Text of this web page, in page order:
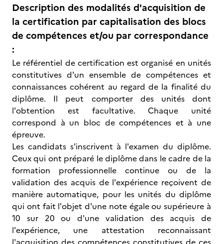
Description des modalités d'acquisition de
la certification par capitalisation des blocs
de compétences et/ou par correspondance
:
Le référentiel de certification est organisé en unités
constitutives d'un ensemble de compétences et
connaissances cohérent au regard de la finalité du
diplôme. Il peut comporter des unités dont
l'obtention est facultative. Chaque unité
correspond à un bloc de compétences et à une
épreuve.
Les candidats s'inscrivent à l'examen du diplôme.
Ceux qui ont préparé le diplôme dans le cadre de la
formation professionnelle continue ou de la
validation des acquis de l'expérience reçoivent de
manière automatique, pour les unités du diplôme
qui ont fait l'objet d'une note égale ou supérieure à
10 sur 20 ou d'une validation des acquis de
l'expérience, une attestation reconnaissant